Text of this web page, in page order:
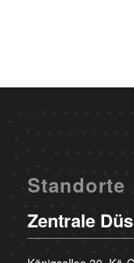
Standorte
Zentrale